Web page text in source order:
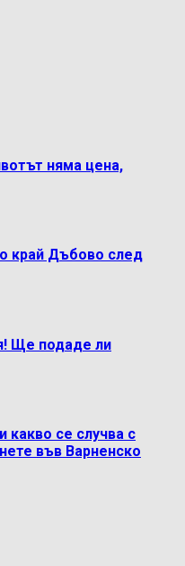
няма цена,
край Дъбово след
Ще подаде ли
какво се случва с
във Варненско